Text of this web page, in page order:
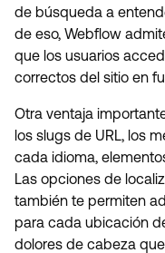
de búsqueda a
de eso, Webflow
que los usuarios
correctos del sitio en
Otra ventaja
los slugs de URL, los
cada idioma,
Las opciones de
también te permiten
para cada ubicación
dolores de cabeza